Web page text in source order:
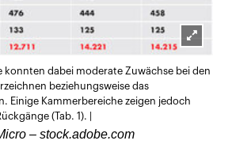
öffnen
konnten dabei moderate Zuwächse bei den
beziehungsweise das
Einige Kammerbereiche zeigen jedoch
(Tab. 1). |
– stock.adobe.com